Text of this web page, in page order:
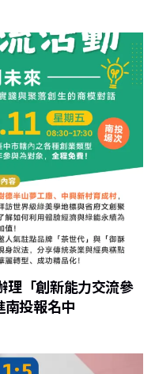
「創新能力交流參
南投報名中